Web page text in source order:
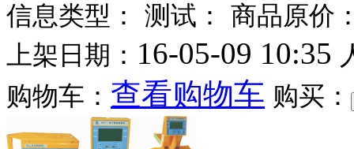
信息类型： 测试：
商品原价
上架日期： 16-05-09 10:35
购物车： 查看购物车 购买：